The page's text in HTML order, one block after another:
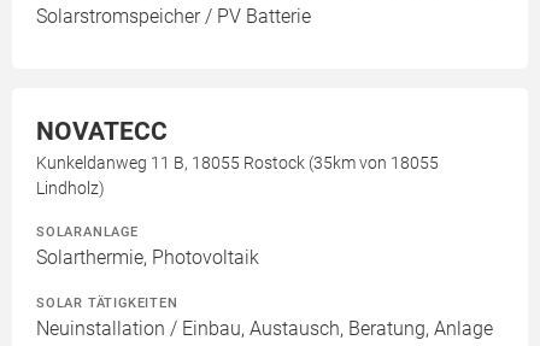
Solarstromspeicher / PV Batterie
NOVATECC
Kunkeldanweg 11 B, 18055 Rostock (35km von 18055
Lindholz)
SOLARANLAGE
Solarthermie, Photovoltaik
SOLAR TÄTIGKEITEN
Neuinstallation / Einbau, Austausch, Beratung, Anlage